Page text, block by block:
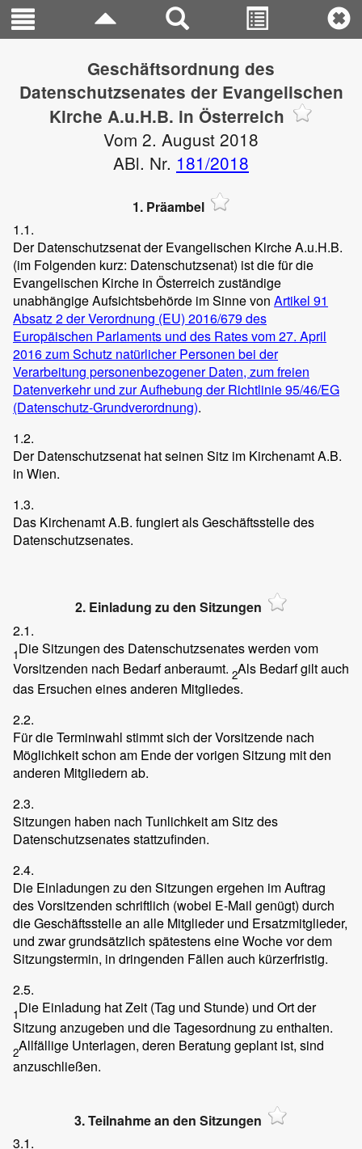
Geschäftsordnung des
Datenschutzsenates der Evangelischen
Kirche A.u.H.B. in Österreich
Vom 2. August 2018
ABl. Nr. 181/2018
1. Präambel
1.1.
Der Datenschutzsenat der Evangelischen Kirche A.u.H.B.
(im Folgenden kurz: Datenschutzsenat) ist die für die
Evangelischen Kirche in Österreich zuständige
unabhängige Aufsichtsbehörde im Sinne von Artikel 91
Absatz 2 der Verordnung (EU) 2016/679 des
Europäischen Parlaments und des Rates vom 27. April
2016 zum Schutz natürlicher Personen bei der
Verarbeitung personenbezogener Daten, zum freien
Datenverkehr und zur Aufhebung der Richtlinie 95/46/EG
(Datenschutz-Grundverordnung).
1.2.
Der Datenschutzsenat hat seinen Sitz im Kirchenamt A.B.
in Wien.
1.3.
Das Kirchenamt A.B. fungiert als Geschäftsstelle des
Datenschutzsenates.
2. Einladung zu den Sitzungen
2.1.
1Die Sitzungen des Datenschutzsenates werden vom
Vorsitzenden nach Bedarf anberaumt. 2Als Bedarf gilt auch
das Ersuchen eines anderen Mitgliedes.
2.2.
Für die Terminwahl stimmt sich der Vorsitzende nach
Möglichkeit schon am Ende der vorigen Sitzung mit den
anderen Mitgliedern ab.
2.3.
Sitzungen haben nach Tunlichkeit am Sitz des
Datenschutzsenates stattzufinden.
2.4.
Die Einladungen zu den Sitzungen ergehen im Auftrag
des Vorsitzenden schriftlich (wobei E-Mail genügt) durch
die Geschäftsstelle an alle Mitglieder und Ersatzmitglieder,
und zwar grundsätzlich spätestens eine Woche vor dem
Sitzungstermin, in dringenden Fällen auch kürzerfristig.
2.5.
1Die Einladung hat Zeit (Tag und Stunde) und Ort der
Sitzung anzugeben und die Tagesordnung zu enthalten.
2Allfällige Unterlagen, deren Beratung geplant ist, sind
anzuschließen.
3. Teilnahme an den Sitzungen
3.1.